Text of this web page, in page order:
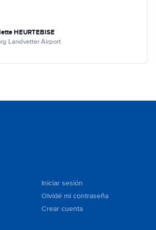
HEURTEBISE
Landvetter Airport
Iniciar sesión
Olvidé mi contraseña
Crear cuenta